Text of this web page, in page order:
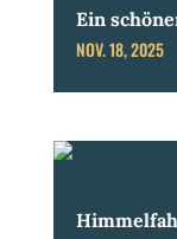
Ein
NOV. 18, 2025